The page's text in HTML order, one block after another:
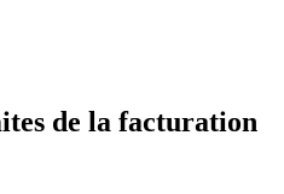
de la facturation